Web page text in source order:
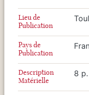
Lieu de
Publication
Pays de
Publication
Description
Matérielle
8